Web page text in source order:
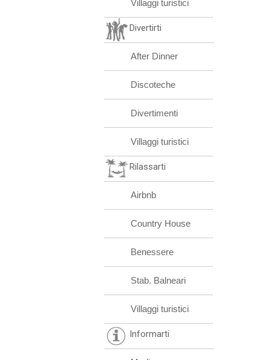
Villaggi turistici
Divertirti
After Dinner
Discoteche
Divertimenti
Villaggi turistici
Rilassarti
Airbnb
Country House
Benessere
Stab. Balneari
Villaggi turistici
Informarti